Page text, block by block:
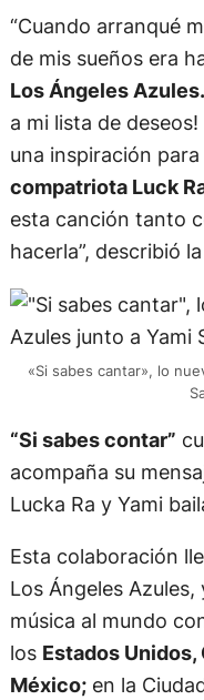
“Cuando arranqué
de mis sueños era
Los Ángeles Azules.
a mi lista de
una inspiración
compatriota Luck
esta canción tanto
hacerla”, describió
«Si sabes cantar», lo
“Si sabes contar”
acompaña su
Lucka Ra y Yami
Esta colaboración
Los Ángeles
música al mundo
los Estados Unidos,
México;en la